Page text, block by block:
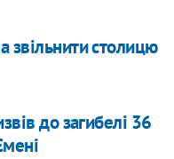
звільнити столицю
до загибелі 36